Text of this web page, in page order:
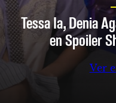
Tessa Ia, Denia
en Spoiler
Ver